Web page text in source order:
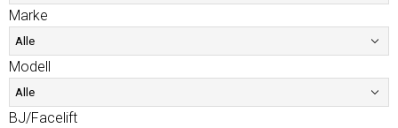
Marke
Modell
BJ/Facelift